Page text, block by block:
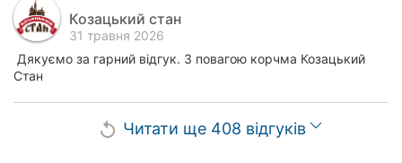
Козацький стан
31 травня 2026
Дякуємо за гарний відгук. З повагою корчма Козацький
Стан
replay Читати ще 408 відгуків